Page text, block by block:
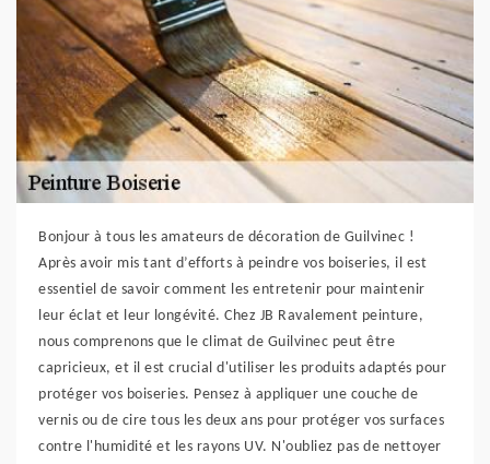
Bonjour à tous les amateurs de décoration de Guilvinec !
Après avoir mis tant d’efforts à peindre vos boiseries, il est
essentiel de savoir comment les entretenir pour maintenir
leur éclat et leur longévité. Chez JB Ravalement peinture,
nous comprenons que le climat de Guilvinec peut être
capricieux, et il est crucial d'utiliser les produits adaptés pour
protéger vos boiseries. Pensez à appliquer une couche de
vernis ou de cire tous les deux ans pour protéger vos surfaces
contre l'humidité et les rayons UV. N'oubliez pas de nettoyer